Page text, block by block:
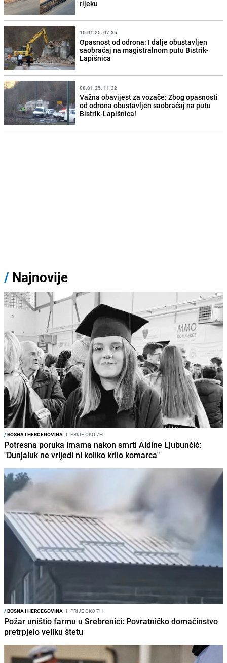
rijeku
10.01.25. 07:35
Opasnost od odrona: I dalje obustavljen
saobraćaj na magistralnom putu Bistrik-
Lapišnica
08.01.25. 11:32
Važna obavijest za vozače: Zbog opasnosti
od odrona obustavljen saobraćaj na putu
Bistrik-Lapišnica!
/ Najnovije
/BOSNA I HERCEGOVINA I PRIJE OKO 7H
Potresna poruka imama nakon smrti Aldine Ljubunčić:
"Dunjaluk ne vrijedi ni koliko krilo komarca"
/BOSNA I HERCEGOVINA I PRIJE OKO 7H
Požar uništio farmu u Srebrenici: Povratničko domaćinstvo
pretrpjelo veliku štetu